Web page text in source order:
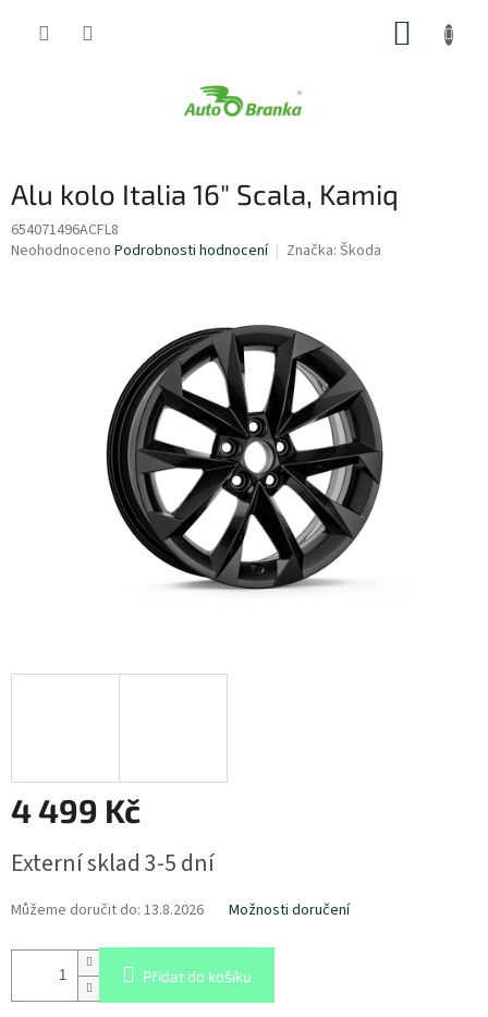
Alu kolo Italia 16" Scala, Kamiq
654071496ACFL8
Průměrné
Neohodnoceno Podrobnosti hodnocení Značka: Škoda
4 499 Kč
cena:
Externí sklad 3-5 dní
Můžeme doručit do: 13.8.2026 Možnosti doručení
Přidat do košíku